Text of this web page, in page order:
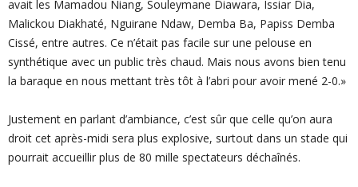
avait les Mamadou Niang, Souleymane Diawara, Issiar Dia,
Malickou Diakhaté, Nguirane Ndaw, Demba Ba, Papiss Demba
Cissé, entre autres. Ce n’était pas facile sur une pelouse en
synthétique avec un public très chaud. Mais nous avons bien tenu
la baraque en nous mettant très tôt à l’abri pour avoir mené 2-0.»
Justement en parlant d’ambiance, c’est sûr que celle qu’on aura
droit cet après-midi sera plus explosive, surtout dans un stade qui
pourrait accueillir plus de 80 mille spectateurs déchaînés.